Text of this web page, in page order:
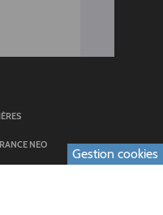
NEO
Gestion cookies